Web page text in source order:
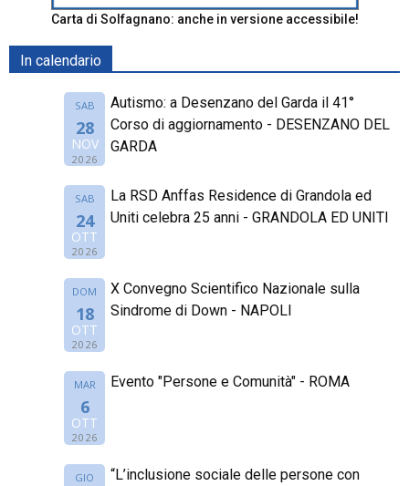
Carta di Solfagnano: anche in versione accessibile!
In calendario
SAB
28
NOV
2026
Autismo: a Desenzano del Garda il 41°
Corso di aggiornamento - DESENZANO DEL
GARDA
SAB
24
OTT
2026
La RSD Anffas Residence di Grandola ed
Uniti celebra 25 anni - GRANDOLA ED UNITI
DOM
18
OTT
2026
X Convegno Scientifico Nazionale sulla
Sindrome di Down - NAPOLI
MAR
6
OTT
2026
Evento "Persone e Comunità" - ROMA
GIO
“L’inclusione sociale delle persone con